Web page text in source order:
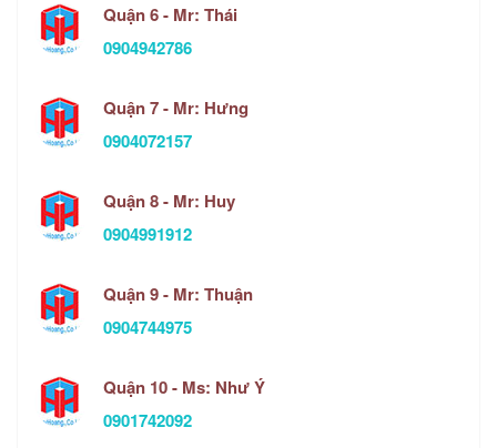
Quận 6 - Mr: Thái
0904942786
Quận 7 - Mr: Hưng
0904072157
Quận 8 - Mr: Huy
0904991912
Quận 9 - Mr: Thuận
0904744975
Quận 10 - Ms: Như Ý
0901742092